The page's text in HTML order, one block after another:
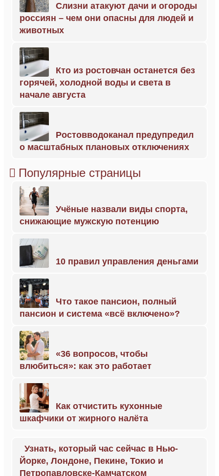
Слизни атакуют дачи и огороды
россиян – чем они опасны для людей и
животных
Кто из ростовчан останется без
горячей, холодной воды и света в
начале августа
Ростовводоканал предупредил
о масштабных плановых отключениях
Популярные страницы
Учёные назвали виды спорта,
снижающие мужскую потенцию
10 правил управления деньгами
Что такое пансион, полный
пансион и система «всё включено»?
«36 вопросов, чтобы
влюбиться»: как это работает
Как отчистить кухонные
шкафчики от жирного налёта
Узнать, который час сейчас в Нью-
Йорке, Лондоне, Пекине, Токио и
Петропавловске-Камчатском